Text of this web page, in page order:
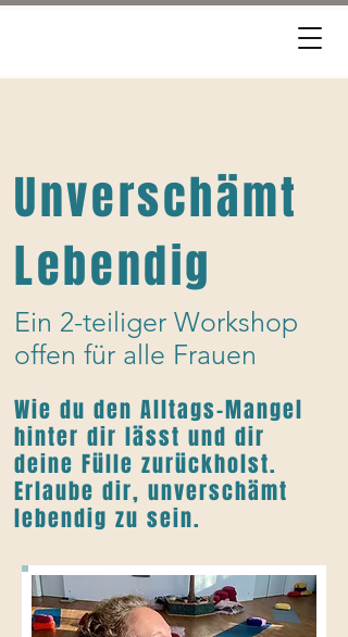
Unverschämt
Lebendig
Ein 2-teiliger Workshop
offen für alle Frauen
Wie du den Alltags-Mangel
hinter dir lässt und dir
deine Fülle zurückholst.
Erlaube dir, unverschämt
lebendig zu sein.